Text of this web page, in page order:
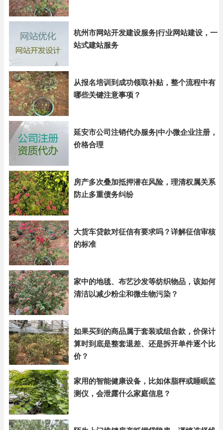
杭州市网站开发建设服务|行业网站建设，一
站式建站服务
从报名培训到成功领取补贴，整个流程中有
哪些关键注意事项？
延安市公司注销代办服务|中小微企业注册，
价格合理
房产多次叠加抵押潜在风险，理清权属关系
防止多重债务纠纷
大货车贷款对征信有要求吗？详解征信审核
的标准
家中的地毯、布艺沙发等纺织物品，该如何
清洁以减少粉尘和微生物污染？
如果买到的商品属于套装或组合款，价保计
算时到底是整套退差、还是拆开单件逐个比
价？
家用的智能健康设备，比如体脂秤或睡眠监
测仪，会泄露什么家庭信息？